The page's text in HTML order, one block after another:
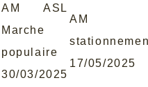
AM ASL
Marche
populaire
30/03/2025
AM
17/05/2025